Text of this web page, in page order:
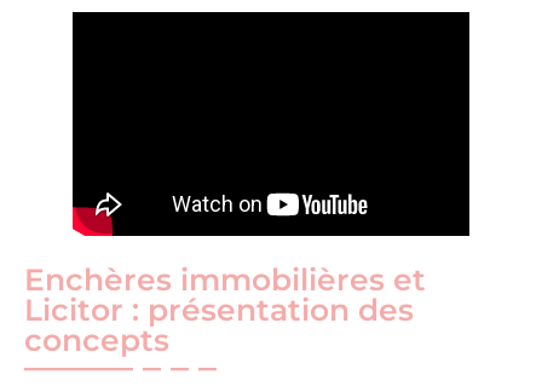
Enchères immobilières et
Licitor : présentation des
concepts